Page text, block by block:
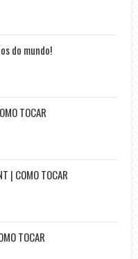
do mundo!
TOCAR
| COMO TOCAR
TOCAR